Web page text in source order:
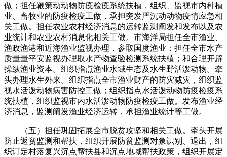
做；担任鞭策动动物防疫检疫系统扶植，组织、监视市内种植
业、畜牧业的防疫检疫工做，承担突发严沉动动物疫情应急相
关工做。担任农业农村经济消息的运转监测阐发和发布以及农
业统计和农业农村消息化相关工做。市海洋局担任全市渔业、
渔政渔港和近海渔业监视办理，参取国度渔业；担任全市水产
质量量平安监视办理取水产物查验检测系统扶植；和合理开辟
操纵渔业资本。组织指点渔业水域生态及水生野活泼动物。牵
头办理水生外来。组织指点全市渔业财产的防灾减灾，组织监
视水活泼动物病害防控工做；组织指点水活泼动物防疫检疫系
统扶植，组织监视市内水活泼动物防疫检疫工做。发布渔业经
济消息，监测阐发渔业经济运转，承担渔业统计等工做。
（五）担任巩固拓展全市脱贫攻坚和相关工做。牵头开展
防止返贫监测和帮扶，组织开展防贫监测对象识别、退出，组
织订定村落复兴沉点帮扶县和沉点地域帮扶政策，组织开展定